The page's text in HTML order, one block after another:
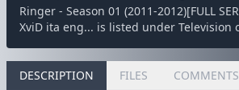
Ringer - Season 01 (2011-2012)[FULL
XviD ita eng... is listed under Television
DESCRIPTION FILES COMMENTS